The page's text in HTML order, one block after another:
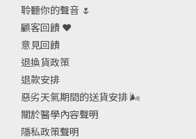
聆聽你的聲音 🌷
顧客回饋 ❤️
意見回饋
退換貨政策
退款安排
惡劣天氣期間的送貨安排🌬
關於醫學內容聲明
隱私政策聲明